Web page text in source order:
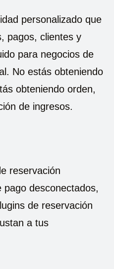
personalizado que
pagos, clientes y
para negocios de
No estás obteniendo
obteniendo orden,
de ingresos.
reservación
desconectados,
de reservación
a tus